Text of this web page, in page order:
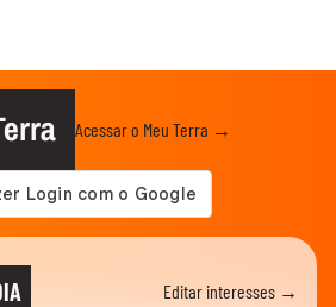
Acessar o Meu Terra →
Editar interesses →